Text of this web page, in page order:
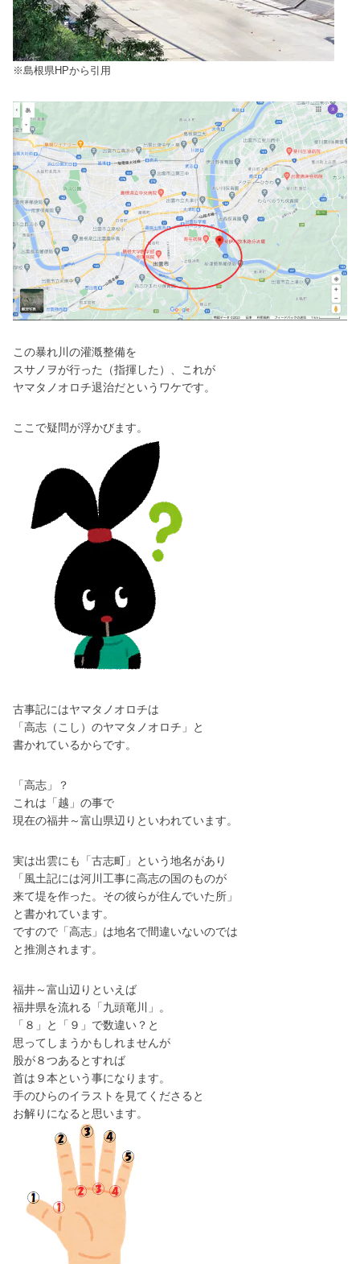
※島根県HPから引用
この暴れ川の灌漑整備を
スサノヲが行った（指揮した）、これが
ヤマタノオロチ退治だというワケです。
ここで疑問が浮かびます。
古事記にはヤマタノオロチは
「高志（こし）のヤマタノオロチ」と
書かれているからです。
「高志」？
これは「越」の事で
現在の福井～富山県辺りといわれています。
実は出雲にも「古志町」という地名があり
「風土記には河川工事に高志の国のものが
来て堤を作った。その彼らが住んでいた所」
と書かれています。
ですので「高志」は地名で間違いないのでは
と推測されます。
福井～富山辺りといえば
福井県を流れる「九頭竜川」。
「８」と「９」で数違い？と
思ってしまうかもしれませんが
股が８つあるとすれば
首は９本という事になります。
手のひらのイラストを見てくださると
お解りになると思います。